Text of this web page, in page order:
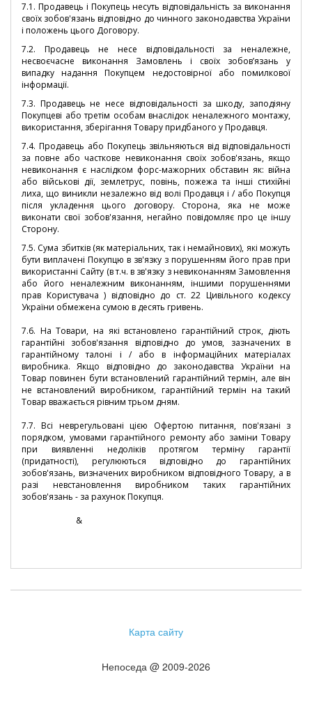
7.1. Продавець і Покупець несуть відповідальність за виконання
своїх зобов'язань відповідно до чинного законодавства України
і положень цього Договору.
7.2. Продавець не несе відповідальності за неналежне,
несвоєчасне виконання Замовлень і своїх зобов’язань у
випадку надання Покупцем недостовірної або помилкової
інформації.
7.3. Продавець не несе відповідальності за шкоду, заподіяну
Покупцеві або третім особам внаслідок неналежного монтажу,
використання, зберігання Товару придбаного у Продавця.
7.4. Продавець або Покупець звільняються від відповідальності
за повне або часткове невиконання своїх зобов'язань, якщо
невиконання є наслідком форс-мажорних обставин як: війна
або військові дії, землетрус, повінь, пожежа та інші стихійні
лиха, що виникли незалежно від волі Продавця і / або Покупця
після укладення цього договору. Сторона, яка не може
виконати свої зобов'язання, негайно повідомляє про це іншу
Сторону.
7.5. Сума збитків (як матеріальних, так і немайнових), які можуть
бути виплачені Покупцю в зв'язку з порушенням його прав при
використанні Сайту (в т.ч. в зв'язку з невиконанням Замовлення
або його неналежним виконанням, іншими порушеннями
прав Користувача ) відповідно до ст. 22 Цивільного кодексу
України обмежена сумою в десять гривень.
7.6. На Товари, на які встановлено гарантійний строк, діють
гарантійні зобов'язання відповідно до умов, зазначених в
гарантійному талоні і / або в інформаційних матеріалах
виробника. Якщо відповідно до законодавства України на
Товар повинен бути встановлений гарантійний термін, але він
не встановлений виробником, гарантійний термін на такий
Товар вважається рівним трьом дням.
7.7. Всі неврегульовані цією Офертою питання, пов'язані з
порядком, умовами гарантійного ремонту або заміни Товару
при виявленні недоліків протягом терміну гарантії
(придатності), регулюються відповідно до гарантійних
зобов'язань, визначених виробником відповідного Товару, а в
разі невстановлення виробником таких гарантійних
зобов'язань - за рахунок Покупця.
&
Карта сайту
Непоседа @ 2009-2026